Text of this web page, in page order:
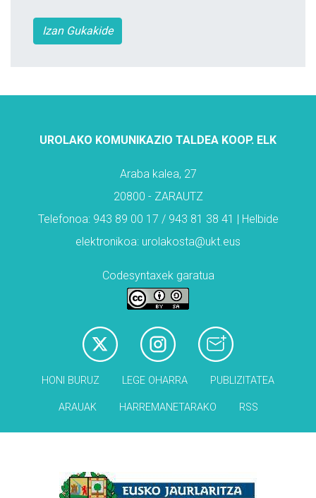
Izan Gukakide
UROLAKO KOMUNIKAZIO TALDEA KOOP. ELK
Araba kalea, 27
20800 - ZARAUTZ
Telefonoa: 943 89 00 17 / 943 81 38 41 | Helbide
elektronikoa: urolakosta@ukt.eus
Codesyntaxek garatua
HONI BURUZ LEGE OHARRA PUBLIZITATEA
ARAUAK HARREMANETARAKO RSS